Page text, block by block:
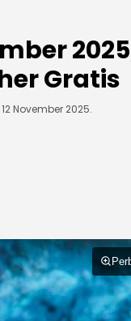
Gratis
November 2025.